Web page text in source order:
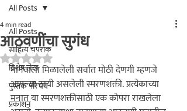
२००२ पासून...
All Posts
साहित्य चपराक
विशेष लेख
पुस्तक परिचय
प्रकाशन
All Posts
आठवणींचा सुगंध
4 min read
Rated NaN out of 5 stars.
मानवाला मिळालेली सर्वात मोठी देणगी म्हणजे
आपल्या ठायी असलेली स्मरणशक्ती. प्रत्येकाच्या
मनात या स्मरणशक्तीसाठी एक कोपरा राखलेला